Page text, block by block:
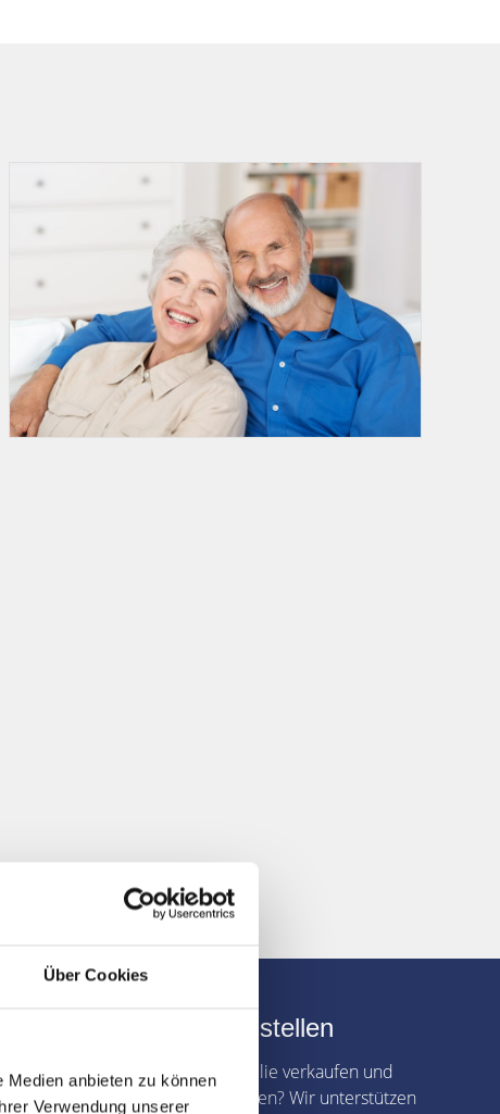
Über Cookies
anbieten zu können
Verwendung unserer
Verkaufsanfrage stellen
Sie möchten Ihre Immobilie verkaufen und
dabei Zeit und Geld sparen? Wir unterstützen